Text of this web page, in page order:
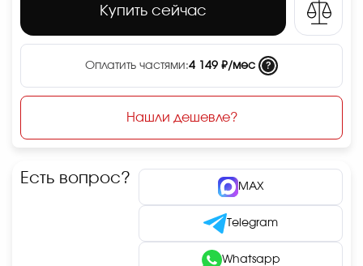
Купить сейчас
Оплатить частями:4 149 ₽/мес ?
Нашли дешевле?
Есть вопрос? MAX
Telegram
Whatsapp